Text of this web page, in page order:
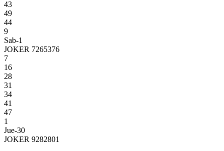
43
49
44
9
Sab-1
JOKER 7265376
7
16
28
31
34
41
47
1
Jue-30
JOKER 9282801